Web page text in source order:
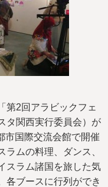
第2回アラビックフェ
タ関西実行委員会）が
市国際交流会館で開催
ラムの料理、ダンス、
スラム諸国を旅した気
各ブースに行列ができ